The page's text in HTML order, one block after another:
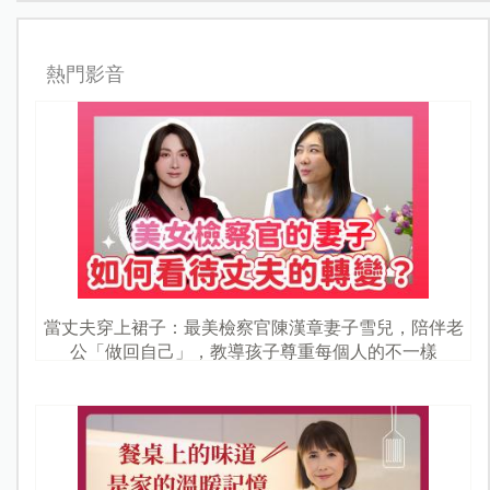
熱門影音
當丈夫穿上裙子：最美檢察官陳漢章妻子雪兒，陪伴老
公「做回自己」，教導孩子尊重每個人的不一樣